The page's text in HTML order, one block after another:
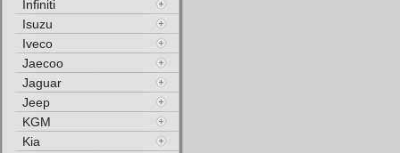
Infiniti
Isuzu
Iveco
Jaecoo
Jaguar
Jeep
KGM
Kia